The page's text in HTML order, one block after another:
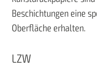
Beschichtungen eine
Oberfläche erhalten.
LZW